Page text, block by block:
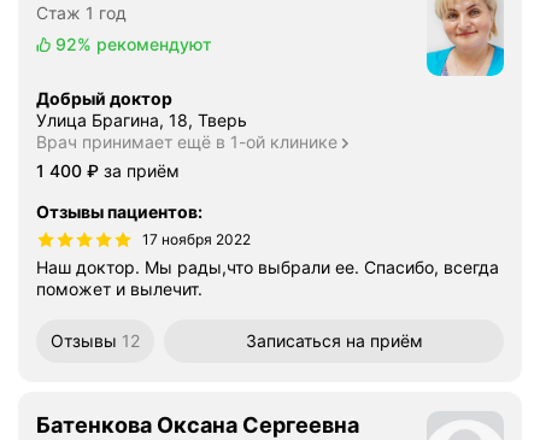
Стаж 1 год
92% рекомендуют
Добрый доктор
Улица Брагина, 18, Тверь
Врач принимает ещё в 1-ой клинике
Цена
1400
1 400 ₽ за приём
Отзывы пациентов:
17 ноября 2022
Наш доктор. Мы рады,что выбрали ее. Спасибо, всегда
поможет и вылечит.
Отзывы 12 Записаться на приём
Батенкова Оксана Сергеевна